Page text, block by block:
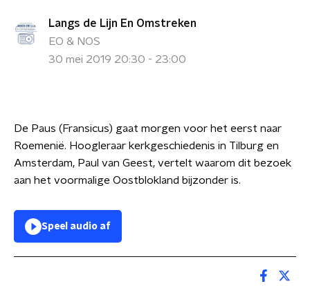
Langs de Lijn En Omstreken
EO & NOS
30 mei 2019 20:30 - 23:00
De Paus (Fransicus) gaat morgen voor het eerst naar
Roemenië. Hoogleraar kerkgeschiedenis in Tilburg en
Amsterdam, Paul van Geest, vertelt waarom dit bezoek
aan het voormalige Oostblokland bijzonder is.
Speel audio af